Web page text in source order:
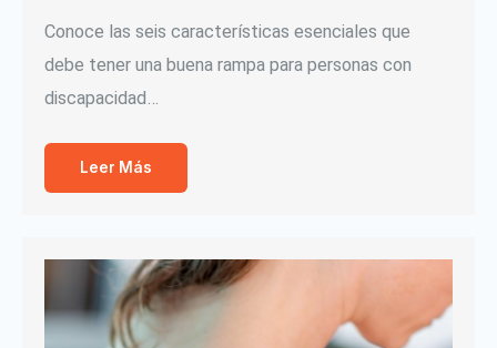
Conoce las seis características esenciales que
debe tener una buena rampa para personas con
discapacidad…
Leer Más